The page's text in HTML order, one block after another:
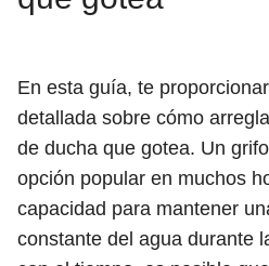
En esta guía, te
detallada sobre cómo
de ducha que gotea. Un
opción popular en muchos
capacidad para mantener
constante del agua durante